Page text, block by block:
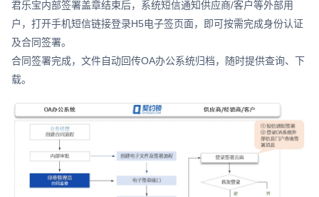
君乐宝内部签署盖章结束后，系统短信通知供应商/客户等外部用
户，打开手机短信链接登录H5电子签页面，即可按需完成身份认证
及合同签署。
合同签署完成，文件自动回传OA办公系统归档，随时提供查询、下
载。